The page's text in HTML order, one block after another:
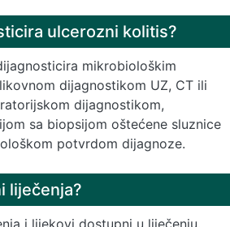
ulcerozni kolitis?
mikrobiološkim
dijagnostikom UZ, CT ili
dijagnostikom,
sa biopsijom oštećene sluznice
potvrdom dijagnoze.
liječenja?
i lijekovi dostupni u liječenju.